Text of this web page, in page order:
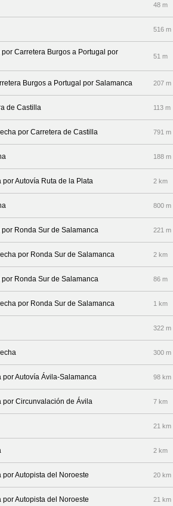
48 m
516 m
Carretera Burgos a Portugal por
51 m
Burgos a Portugal por Salamanca 207 m
de Castilla 113 m
por Carretera de Castilla 791 m
188 m
Autovía Ruta de la Plata 2 km
800 m
Ronda Sur de Salamanca 221 m
por Ronda Sur de Salamanca 2 km
Ronda Sur de Salamanca 86 m
por Ronda Sur de Salamanca 1 km
322 m
300 m
Autovía Ávila-Salamanca 98 km
por Circunvalación de Ávila 7 km
21 km
2 km
Autopista del Noroeste 20 km
Autopista del Noroeste 21 km